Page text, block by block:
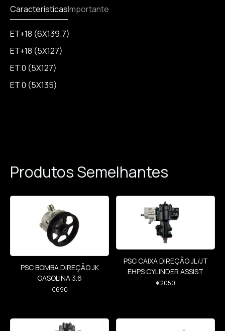
CaracterísticasImportante
ET+18 (6X139.7)
ET+18 (5X127)
ET 0 (5X127)
ET 0 (5X135)
Produtos Semelhantes
PSC BOMBA DIREÇÃO JK
GASOLINA 3.6
€690
PSC CAIXA DIREÇÃO JL/JT
EHPS CYLINDER ASSIST
€2050